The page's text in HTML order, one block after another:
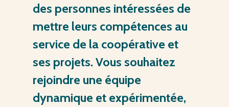
des personnes intéressées de
mettre leurs compétences au
service de la coopérative et
ses projets. Vous souhaitez
rejoindre une équipe
dynamique et expérimentée,